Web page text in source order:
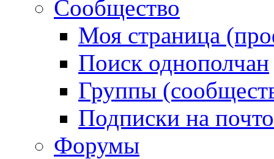
Сообщество
Моя страница
Поиск однополчан
Группы
Подписки на
Форумы